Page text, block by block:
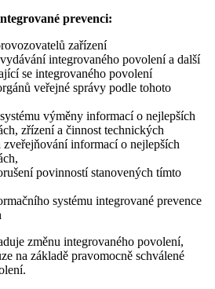
prevenci:
zařízení
integrovaného povolení a další
se integrovaného povolení
veřejné správy podle tohoto
výměny informací o nejlepších
zřízení a činnost technických
informací o nejlepších
povinností stanovených tímto
systému integrované prevence
změnu integrovaného povolení,
na základě pravomocně schválené